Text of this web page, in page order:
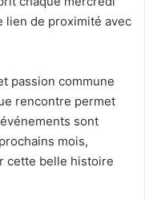
lien de proximité avec
passion commune
rencontre permet
sont
mois,
cette belle histoire